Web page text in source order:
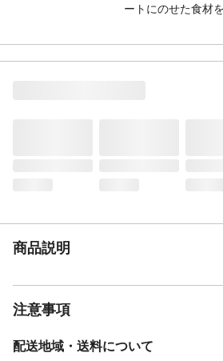
ートにのせた食材
るまで引き出し、
使用上の注意
入る場合がありま
商品説明
注意事項
配送地域・送料について